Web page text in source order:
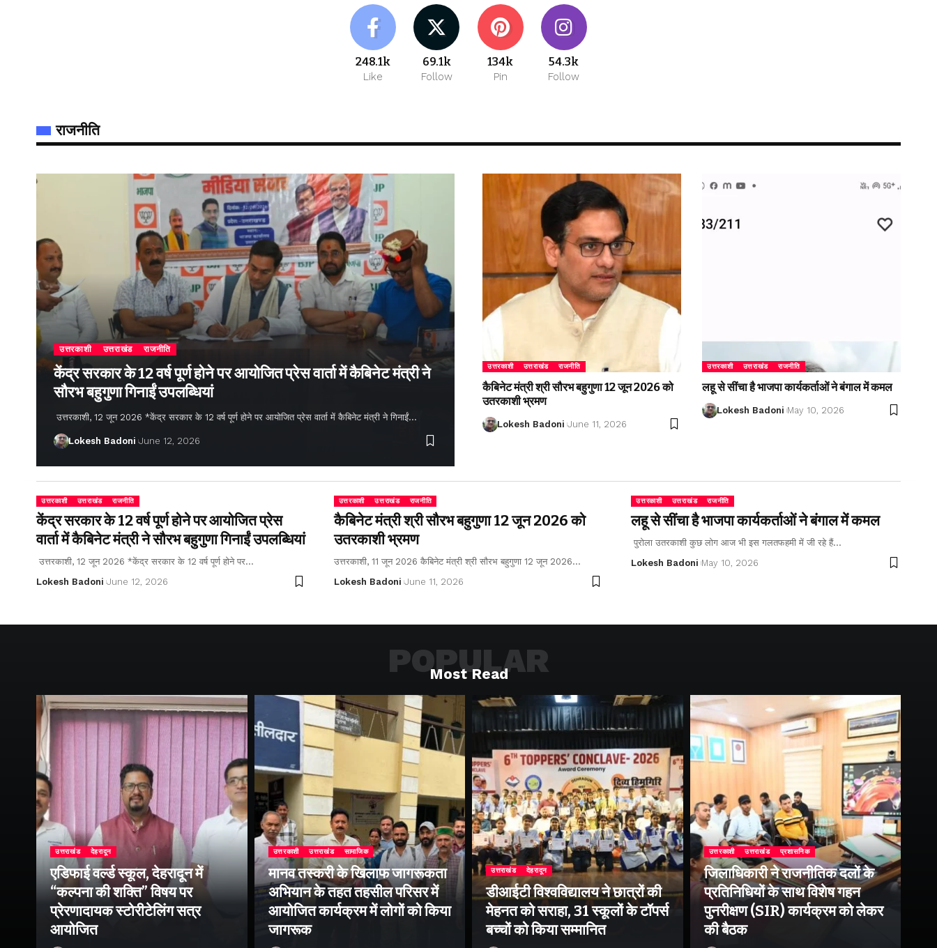
248.1k
Like
69.1k
Follow
134k
Pin
54.3k
Follow
राजनीति
उत्तरकाशी उत्तराखंड राजनीति
केंद्र सरकार के 12 वर्ष पूर्ण होने पर आयोजित प्रेस वार्ता में कैबिनेट मंत्री ने
सौरभ बहुगुणा गिनाईं उपलब्धियां
उत्तरकाशी, 12 जून 2026 *केंद्र सरकार के 12 वर्ष पूर्ण होने पर आयोजित प्रेस वार्ता में कैबिनेट मंत्री ने गिनाईं…
Lokesh Badoni June 12, 2026
उत्तरकाशी उत्तराखंड राजनीति
कैबिनेट मंत्री श्री सौरभ बहुगुणा 12 जून 2026 को
उतरकाशी भ्रमण
Lokesh Badoni June 11, 2026
उत्तरकाशी उत्तराखंड राजनीति
लहू से सींचा है भाजपा कार्यकर्ताओं ने बंगाल में कमल
Lokesh Badoni May 10, 2026
उत्तरकाशी उत्तराखंड राजनीति
केंद्र सरकार के 12 वर्ष पूर्ण होने पर आयोजित प्रेस
वार्ता में कैबिनेट मंत्री ने सौरभ बहुगुणा गिनाईं उपलब्धियां
उत्तरकाशी, 12 जून 2026 *केंद्र सरकार के 12 वर्ष पूर्ण होने पर…
Lokesh Badoni June 12, 2026
उत्तरकाशी उत्तराखंड राजनीति
कैबिनेट मंत्री श्री सौरभ बहुगुणा 12 जून 2026 को
उतरकाशी भ्रमण
उत्तरकाशी, 11 जून 2026 कैबिनेट मंत्री श्री सौरभ बहुगुणा 12 जून 2026…
Lokesh Badoni June 11, 2026
उत्तरकाशी उत्तराखंड राजनीति
लहू से सींचा है भाजपा कार्यकर्ताओं ने बंगाल में कमल
पुरोला उतरकाशी कुछ लोग आज भी इस गलतफहमी में जी रहे हैं…
Lokesh Badoni May 10, 2026
Most Read
POPULAR
उत्तराखंड देहरादून
एडिफाई वर्ल्ड स्कूल, देहरादून में
“कल्पना की शक्ति” विषय पर
प्रेरणादायक स्टोरीटेलिंग सत्र
आयोजित
उत्तरकाशी उत्तराखंड सामाजिक
मानव तस्करी के खिलाफ जागरूकता
अभियान के तहत तहसील परिसर में
आयोजित कार्यक्रम में लोगों को किया
जागरूक
उत्तराखंड देहरादून
डीआईटी विश्वविद्यालय ने छात्रों की
मेहनत को सराहा, 31 स्कूलों के टॉपर्स
बच्चों को किया सम्मानित
उत्तरकाशी उत्तराखंड प्रशासनिक
जिलाधिकारी ने राजनीतिक दलों के
प्रतिनिधियों के साथ विशेष गहन
पुनरीक्षण (SIR) कार्यक्रम को लेकर
की बैठक